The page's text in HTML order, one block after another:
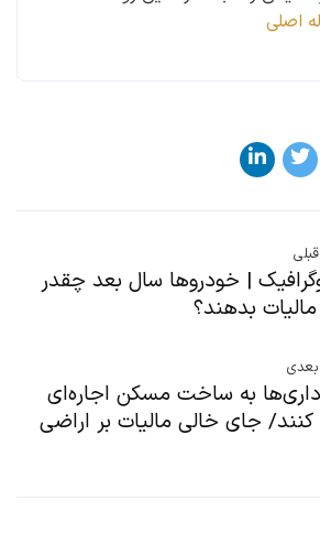
اصلی
| خودروها سال بعد چقدر
مالیات بدهند؟
به ساخت مسکن اجاره‌ای
کنند/ جای خالی مالیات بر اراضی